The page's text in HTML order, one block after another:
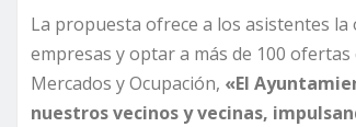
La propuesta ofrece a los asistentes
empresas y optar a más de 100
Mercados y Ocupación, «El
nuestros vecinos y vecinas,